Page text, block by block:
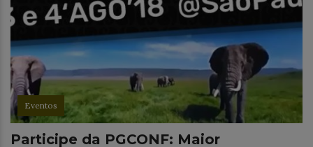
Eventos
Participe da PGCONF: Maior